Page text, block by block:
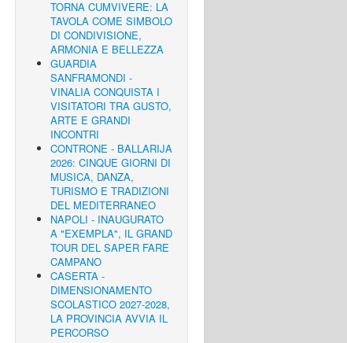
TORNA CUMVIVERE: LA
TAVOLA COME SIMBOLO
DI CONDIVISIONE,
ARMONIA E BELLEZZA
GUARDIA
SANFRAMONDI -
VINALIA CONQUISTA I
VISITATORI TRA GUSTO,
ARTE E GRANDI
INCONTRI
CONTRONE - BALLARIJA
2026: CINQUE GIORNI DI
MUSICA, DANZA,
TURISMO E TRADIZIONI
DEL MEDITERRANEO
NAPOLI - INAUGURATO
A "EXEMPLA", IL GRAND
TOUR DEL SAPER FARE
CAMPANO
CASERTA -
DIMENSIONAMENTO
SCOLASTICO 2027-2028,
LA PROVINCIA AVVIA IL
PERCORSO